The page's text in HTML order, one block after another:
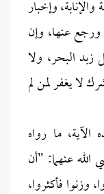
وإخبار
ورجع عنها، وإن
البحر، ولا
لا يغفر لمن لم
ما رواه
عنهما: "أن
وزنوا فأكثروا،